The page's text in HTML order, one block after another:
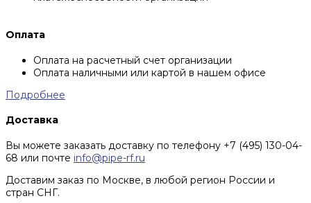
Оплата
Оплата на расчетный счет организации
Оплата наличными или картой в нашем офисе
Подробнее
Доставка
Вы можете заказать доставку по телефону +7 (495) 130-04-
68 или почте info@pipe-rf.ru
Доставим заказ по Москве, в любой регион России и
стран СНГ.